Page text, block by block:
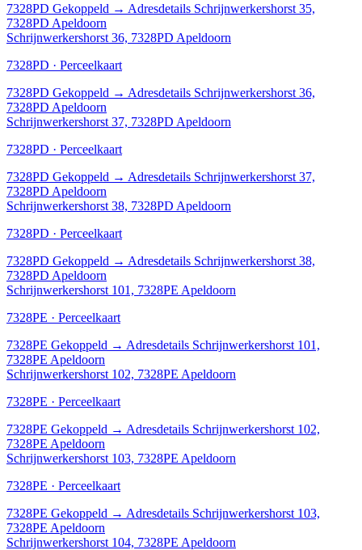
7328PD Gekoppeld → Adresdetails Schrijnwerkershorst 35,
7328PD Apeldoorn
Schrijnwerkershorst 36, 7328PD Apeldoorn
7328PD · Perceelkaart
7328PD Gekoppeld → Adresdetails Schrijnwerkershorst 36,
7328PD Apeldoorn
Schrijnwerkershorst 37, 7328PD Apeldoorn
7328PD · Perceelkaart
7328PD Gekoppeld → Adresdetails Schrijnwerkershorst 37,
7328PD Apeldoorn
Schrijnwerkershorst 38, 7328PD Apeldoorn
7328PD · Perceelkaart
7328PD Gekoppeld → Adresdetails Schrijnwerkershorst 38,
7328PD Apeldoorn
Schrijnwerkershorst 101, 7328PE Apeldoorn
7328PE · Perceelkaart
7328PE Gekoppeld → Adresdetails Schrijnwerkershorst 101,
7328PE Apeldoorn
Schrijnwerkershorst 102, 7328PE Apeldoorn
7328PE · Perceelkaart
7328PE Gekoppeld → Adresdetails Schrijnwerkershorst 102,
7328PE Apeldoorn
Schrijnwerkershorst 103, 7328PE Apeldoorn
7328PE · Perceelkaart
7328PE Gekoppeld → Adresdetails Schrijnwerkershorst 103,
7328PE Apeldoorn
Schrijnwerkershorst 104, 7328PE Apeldoorn